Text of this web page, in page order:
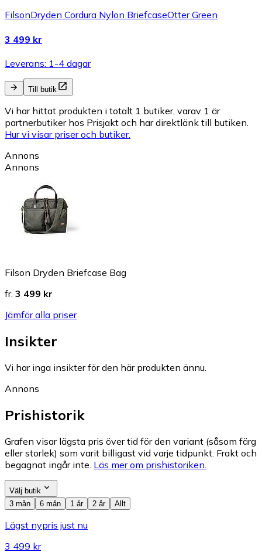
FilsonDryden Cordura Nylon BriefcaseOtter Green
3 499 kr
Leverans: 1-4 dagar
Till butik
Vi har hittat produkten i totalt 1 butiker, varav 1 är
partnerbutiker hos Prisjakt och har direktlänk till butiken.
Hur vi visar priser och butiker.
Annons
Annons
Filson Dryden Briefcase Bag
fr. 3 499 kr
Jämför alla priser
Insikter
Vi har inga insikter för den här produkten ännu.
Annons
Prishistorik
Grafen visar lägsta pris över tid för den variant (såsom färg
eller storlek) som varit billigast vid varje tidpunkt. Frakt och
begagnat ingår inte. Läs mer om prishistoriken.
Välj butik
3 mån
6 mån 1 år 2 år Allt
Lägst nypris just nu
3 499 kr